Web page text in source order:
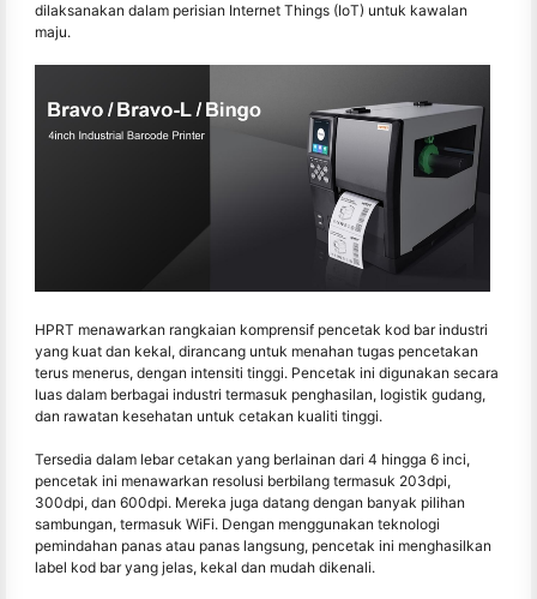
dilaksanakan dalam perisian Internet Things (IoT) untuk kawalan
maju.
HPRT menawarkan rangkaian komprensif pencetak kod bar industri
yang kuat dan kekal, dirancang untuk menahan tugas pencetakan
terus menerus, dengan intensiti tinggi. Pencetak ini digunakan secara
luas dalam berbagai industri termasuk penghasilan, logistik gudang,
dan rawatan kesehatan untuk cetakan kualiti tinggi.
Tersedia dalam lebar cetakan yang berlainan dari 4 hingga 6 inci,
pencetak ini menawarkan resolusi berbilang termasuk 203dpi,
300dpi, dan 600dpi. Mereka juga datang dengan banyak pilihan
sambungan, termasuk WiFi. Dengan menggunakan teknologi
pemindahan panas atau panas langsung, pencetak ini menghasilkan
label kod bar yang jelas, kekal dan mudah dikenali.